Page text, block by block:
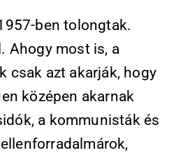
ben tolongtak.
Ahogy most is, a
csak azt akarják, hogy
középen akarnak
a kommunisták és